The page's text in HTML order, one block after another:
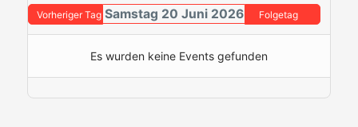
Vorheriger Tag Samstag 20 Juni 2026 Folgetag
Es wurden keine Events gefunden